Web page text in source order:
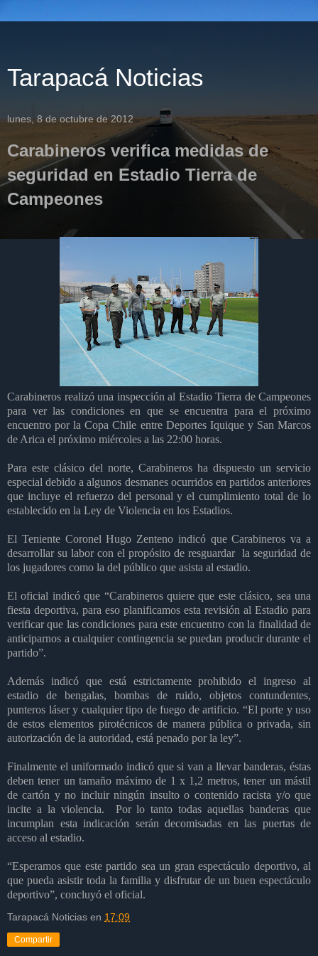
Tarapacá Noticias
lunes, 8 de octubre de 2012
Carabineros verifica medidas de
seguridad en Estadio Tierra de
Campeones
Carabineros realizó una inspección al Estadio Tierra de Campeones
para ver las condiciones en que se encuentra para el próximo
encuentro por la Copa Chile entre Deportes Iquique y San Marcos
de Arica el próximo miércoles a las 22:00 horas.
Para este clásico del norte, Carabineros ha dispuesto un servicio
especial debido a algunos desmanes ocurridos en partidos anteriores
que incluye el refuerzo del personal y el cumplimiento total de lo
establecido en la Ley de Violencia en los Estadios.
El Teniente Coronel Hugo Zenteno indicó que Carabineros va a
desarrollar su labor con el propósito de resguardar la seguridad de
los jugadores como la del público que asista al estadio.
El oficial indicó que “Carabineros quiere que este clásico, sea una
fiesta deportiva, para eso planificamos esta revisión al Estadio para
verificar que las condiciones para este encuentro con la finalidad de
anticiparnos a cualquier contingencia se puedan producir durante el
partido”.
Además indicó que está estrictamente prohibido el ingreso al
estadio de bengalas, bombas de ruido, objetos contundentes,
punteros láser y cualquier tipo de fuego de artificio. “El porte y uso
de estos elementos pirotécnicos de manera pública o privada, sin
autorización de la autoridad, está penado por la ley”.
Finalmente el uniformado indicó que si van a llevar banderas, éstas
deben tener un tamaño máximo de 1 x 1,2 metros, tener un mástil
de cartón y no incluir ningún insulto o contenido racista y/o que
incite a la violencia. Por lo tanto todas aquellas banderas que
incumplan esta indicación serán decomisadas en las puertas de
acceso al estadio.
“Esperamos que este partido sea un gran espectáculo deportivo, al
que pueda asistir toda la familia y disfrutar de un buen espectáculo
deportivo”, concluyó el oficial.
Tarapacá Noticias en 17:09
Compartir